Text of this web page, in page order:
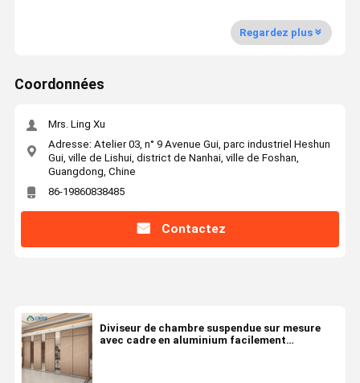
Regardez plus
Coordonnées
Mrs. Ling Xu
Adresse: Atelier 03, n° 9 Avenue Gui, parc industriel Heshun
Gui, ville de Lishui, district de Nanhai, ville de Foshan,
Guangdong, Chine
86-19860838485
Contactez
Diviseur de chambre suspendue sur mesure
avec cadre en aluminium facilement